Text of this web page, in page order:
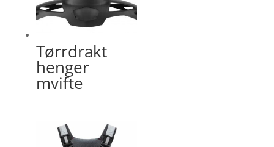
Tørrdrakt
henger
mvifte